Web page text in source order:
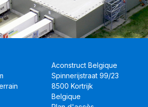
Aconstruct Belgique
Spinnerijstraat 99/23
8500 Kortrijk
Belgique